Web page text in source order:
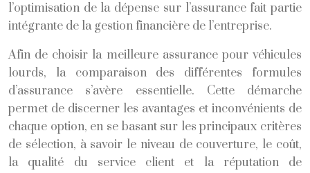
l’optimisation de la dépense sur l’assurance fait partie
intégrante de la gestion financière de l’entreprise.
Afin de choisir la meilleure assurance pour véhicules
lourds, la comparaison des différentes formules
d’assurance s’avère essentielle. Cette démarche
permet de discerner les avantages et inconvénients de
chaque option, en se basant sur les principaux critères
de sélection, à savoir le niveau de couverture, le coût,
la qualité du service client et la réputation de